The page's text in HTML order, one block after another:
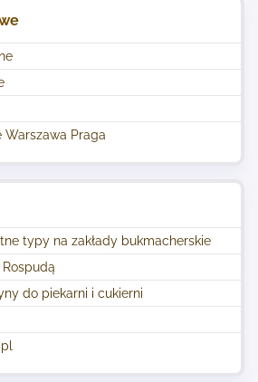
Warszawa Praga
typy na zakłady bukmacherskie
do piekarni i cukierni